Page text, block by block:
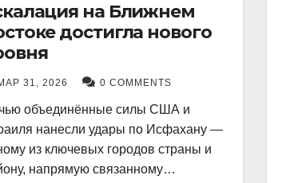
на Ближнем
достигла нового
31, 2026 0 COMMENTS
объединённые силы США и
нанесли удары по Исфахану —
из ключевых городов страны и
напрямую связанному…